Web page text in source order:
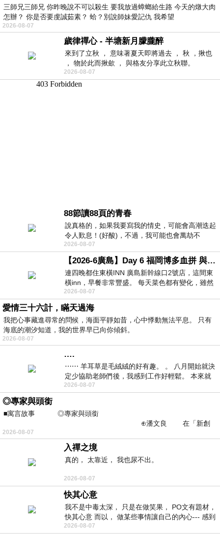
三師兄三師兄 你昨晚說不可以殺生 要我放過蟑螂給生路 今天的燉大肉
怎辦？ 你是否要虔誠茹素？ 蛤？別說師妹愛記仇 我希望
2026-08-07
歲律禪心 - 半塘新月朦朧醉
來到了立秋 ， 意味著夏天即將過去 ， 秋 ，揪也
， 物於此而揪歛 ， 與格友分享此立秋聯。
2026-08-07
88節讀88頁的青春
說真格的，如果我要寫我的情史，可能會高潮迭起
令人歎息！(好酸)，不過，我可能也會萬劫不
復...，每天跪鍵盤還是被判了花心的罪
2026-08-07
【2026-6廣島】Day 6 福岡博多血拼 與機場接送少年司機深夜對談
連四晚都住東橫INN 廣島新幹線口2號店，這間東
橫inn，早餐非常豐盛。 每天菜色都有變化，雖然
看到工作人員拿出料理包加熱，但
2026-08-07
愛情三十六計，瞞天過海
我把心事藏進尋常的問候，海面平靜如昔，心中悸動無法平息。 只有
海底的潮汐知道，我的世界早已向你傾斜。
2026-08-07
….
⋯⋯ 羊耳草是毛絨絨的好有趣。 。 八月開始就決
定少協助老師們後，我感到工作好輕鬆。 本來就
不是我的工作啊。 真
2026-08-07
◎專家與頭銜
■寓言故事 ◎專家與頭銜
⊕潘文良 在「新創
之谷」裡——
2026-08-07
入禪之境
真的， 太靠近， 我也尿不出。
2026-08-07
快其心意
我不是中毒太深， 只是在做笑果， PO文有題材，
快其心意 而以， 做某些事情讓自己的內心--- 感到
愉快。
2026-08-07